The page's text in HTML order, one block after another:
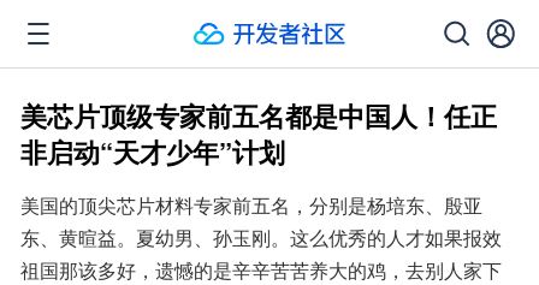
美芯片顶级专家前五名都是中国人！任正
非启动“天才少年”计划
美国的顶尖芯片材料专家前五名，分别是杨培东、殷亚
东、黄暄益。夏幼男、孙玉刚。这么优秀的人才如果报效
祖国那该多好，遗憾的是辛辛苦苦养大的鸡，去别人家下